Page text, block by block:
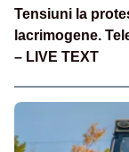
Tensiuni la
lacrimogene.
– LIVE TEXT